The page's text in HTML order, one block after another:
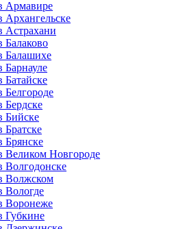
Армавире
Архангельске
Астрахани
Балаково
Балашихе
Барнауле
Батайске
Белгороде
Бердске
Бийске
Братске
Брянске
Великом Новгороде
Волгодонске
Волжском
Вологде
Воронеже
Губкине